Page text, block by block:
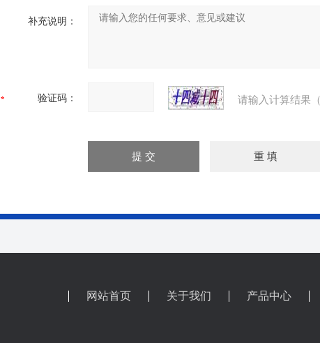
补充说明：
验证码： 请输入计算结果
网站首页 关于我们 产品中心